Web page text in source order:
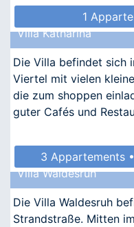
1
Villa Katharina
Die Villa befindet sich
Viertel mit vielen
die zum shoppen
guter Cafés und
3 Appartements
Villa Waldesruh
Die Villa Waldesruh
Strandstraße. Mitten